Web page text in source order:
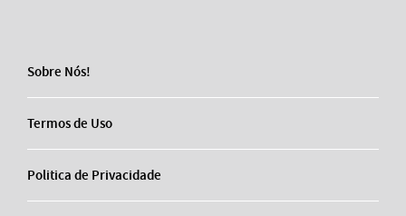
Sobre Nós!
Termos de Uso
Politica de Privacidade